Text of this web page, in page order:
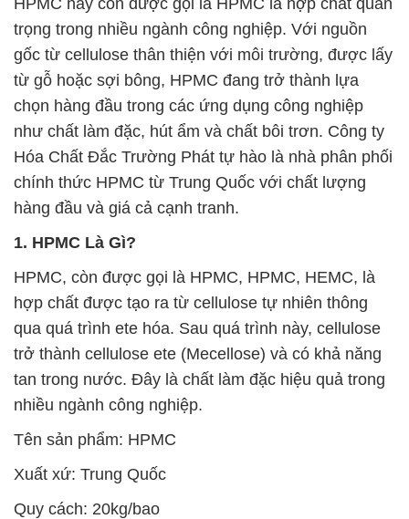
trọng trong nhiều ngành công nghiệp. Với nguồn
gốc từ cellulose thân thiện với môi trường, được lấy
từ gỗ hoặc sợi bông, HPMC đang trở thành lựa
chọn hàng đầu trong các ứng dụng công nghiệp
như chất làm đặc, hút ẩm và chất bôi trơn. Công ty
Hóa Chất Đắc Trường Phát tự hào là nhà phân phối
chính thức HPMC từ Trung Quốc với chất lượng
hàng đầu và giá cả cạnh tranh.
1. HPMC Là Gì?
HPMC, còn được gọi là HPMC, HPMC, HEMC, là
hợp chất được tạo ra từ cellulose tự nhiên thông
qua quá trình ete hóa. Sau quá trình này, cellulose
trở thành cellulose ete (Mecellose) và có khả năng
tan trong nước. Đây là chất làm đặc hiệu quả trong
nhiều ngành công nghiệp.
Tên sản phẩm: HPMC
Xuất xứ: Trung Quốc
Quy cách: 20kg/bao